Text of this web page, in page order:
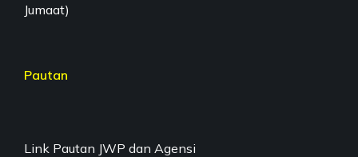
Jumaat)
Pautan
Link Pautan JWP dan Agensi